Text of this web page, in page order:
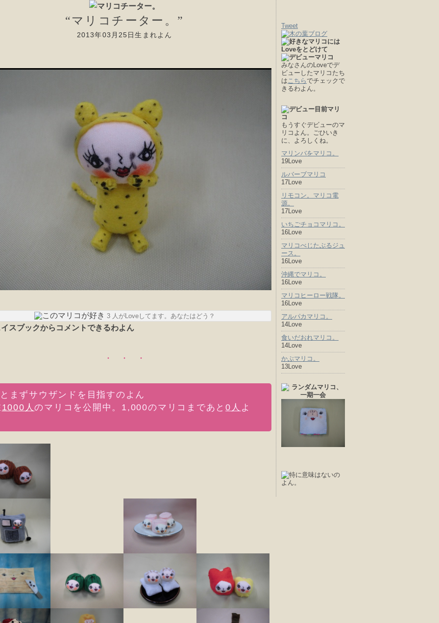
“マリコチーター。”
2013年03月25日生まれよん
3 人がLoveしてます。あなたはどう？
1000人のマリコを公開中。1,000のマリコまであと0人 よ
Tweet
みなさんのLoveでデ
ビューしたマリコたち
はこちら でチェックで
きるわよん。
もうすぐデビューのマ
リコよん。ごひいき
に、よろしくね。
マリンバをマリコ。
19Love
ルバーブマリコ
17Love
リモコン。マリコ電
源。
17Love
いちごチョコマリコ。
16Love
マリコべじたぶるジュ
ース。
16Love
沖縄でマリコ。
16Love
マリコヒーロー戦隊。
16Love
アルパカマリコ。
14Love
食いだおれマリコ。
14Love
かぶマリコ。
13Love